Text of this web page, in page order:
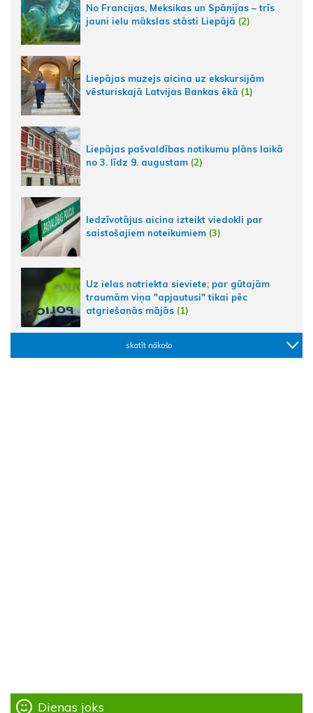
No Francijas, Meksikas un Spānijas – trīs
jauni ielu mākslas stāsti Liepājā (2)
Liepājas muzejs aicina uz ekskursijām
vēsturiskajā Latvijas Bankas ēkā (1)
Liepājas pašvaldības notikumu plāns laikā
no 3. līdz 9. augustam (2)
Iedzīvotājus aicina izteikt viedokli par
saistošajiem noteikumiem (3)
Uz ielas notriekta sieviete; par gūtajām
traumām viņa "apjautusi" tikai pēc
atgriešanās mājās (1)
skatīt nākošo
Dienas joks